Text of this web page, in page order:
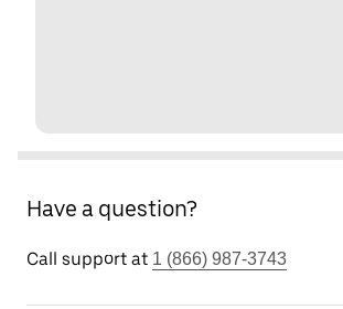
Have a question?
Call support at 1 (866) 987-3743